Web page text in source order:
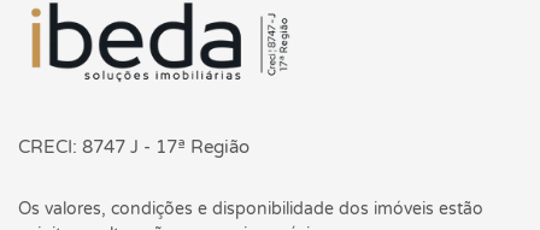
Página inicial
CRECI: 8747 J - 17ª Região
Os valores, condições e disponibilidade dos imóveis estão